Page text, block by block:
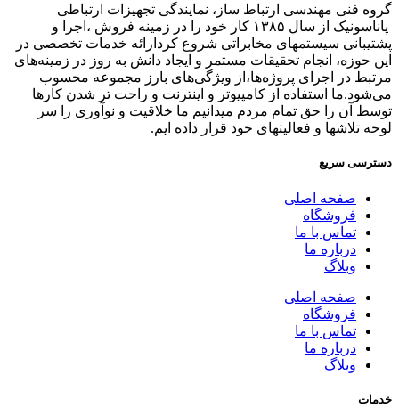
گروه فنی مهندسی ارتباط ساز، نمایندگی تجهیزات ارتباطی
پاناسونیک از سال ۱۳۸۵ کار خود را در زمینه فروش ،اجرا و
پشتیبانی سیستمهای مخابراتی شروع کردارائه خدمات تخصصی در
این حوزه، انجام تحقیقات مستمر و ایجاد دانش به‌ روز در زمینه‌های
مرتبط در اجرای پروژه‌ها،از ویژگی‌های بارز مجموعه محسوب
می‌شود.ما استفاده از کامپیوتر و اینترنت و راحت تر شدن کارها
توسط آن را حق تمام مردم میدانیم ما خلاقیت و نوآوری را سر
لوحه تلاشها و فعالیتهای خود قرار داده ایم.
دسترسی سریع
صفحه اصلی
فروشگاه
تماس با ما
درباره ما
وبلاگ
صفحه اصلی
فروشگاه
تماس با ما
درباره ما
وبلاگ
خدمات